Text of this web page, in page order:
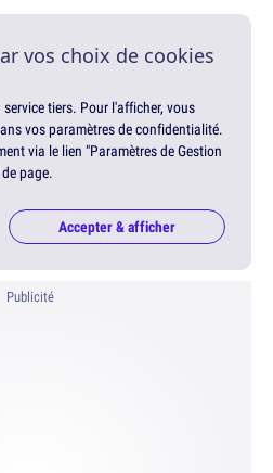
vos choix de cookies
tiers. Pour l'afficher, vous
vos paramètres de confidentialité.
via le lien "Paramètres de Gestion
page.
Accepter & afficher
Publicité